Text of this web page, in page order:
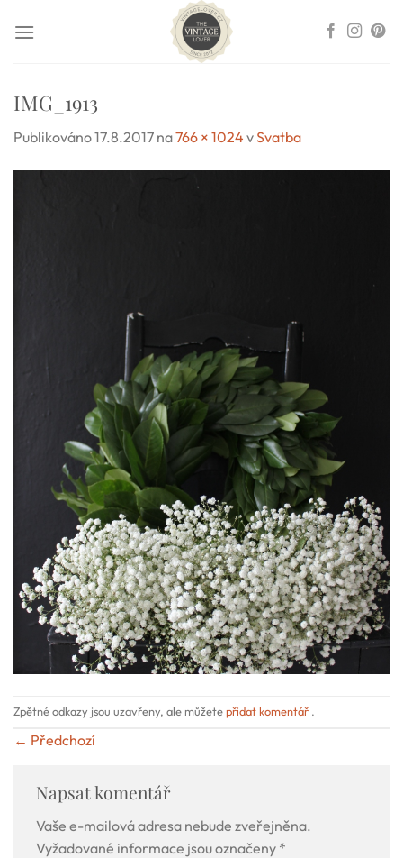
IMG_1913
Publikováno17.8.2017 na766 × 1024 vSvatba
Zpětné odkazy jsou uzavřeny, ale můžetepřidat komentář .
← Předchozí
Napsat komentář
Vaše e-mailová adresa nebude zveřejněna.
Vyžadované informace jsou označeny *